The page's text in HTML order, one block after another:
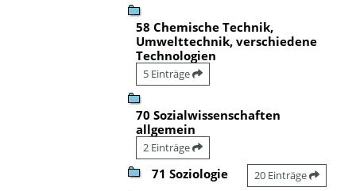
58 Chemische Technik,
Umwelttechnik, verschiedene
Technologien
5 Einträge
70 Sozialwissenschaften
allgemein
2 Einträge
71 Soziologie 20 Einträge